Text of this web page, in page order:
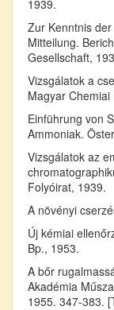
1939.
Zur Kenntnis
Mitteilung.
Gesellschaft,
Vizsgálatok a
Magyar
Einführung von
Ammoniak.
Vizsgálatok az
Folyóirat, 1939.
A növényi
Új kémiai
Bp., 1953.
A bőr
Akadémia
1955. 347-383.